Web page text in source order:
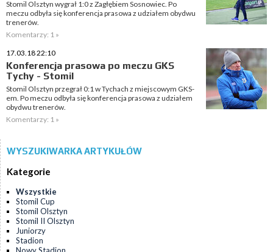
Stomil Olsztyn wygrał 1:0 z Zagłębiem Sosnowiec. Po
meczu odbyła się konferencja prasowa z udziałem obydwu
trenerów.
Komentarzy: 1 »
17.03.18 22:10
Konferencja prasowa po meczu GKS
Tychy - Stomil
Stomil Olsztyn przegrał 0:1 w Tychach z miejscowym GKS-
em. Po meczu odbyła się konferencja prasowa z udziałem
obydwu trenerów.
Komentarzy: 1 »
WYSZUKIWARKA ARTYKUŁÓW
Kategorie
Wszystkie
Stomil Cup
Stomil Olsztyn
Stomil II Olsztyn
Juniorzy
Stadion